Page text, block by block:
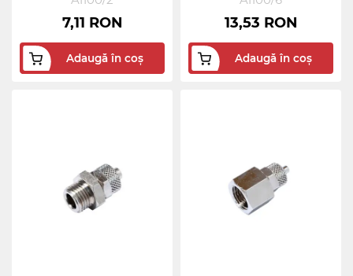
7,11 RON
Adaugă în coș
13,53 RON
Adaugă în coș